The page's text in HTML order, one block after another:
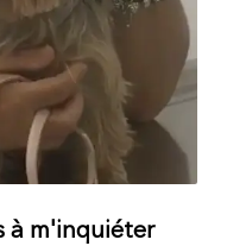
à m'inquiéter